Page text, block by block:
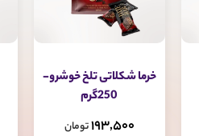
خرما شکلاتی شیری
خوشرو- 250گرم
215,000 تومان